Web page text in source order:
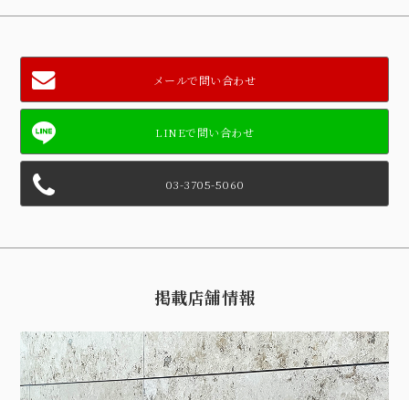
メールで問い合わせ
03-3705-5060
掲載店舗情報